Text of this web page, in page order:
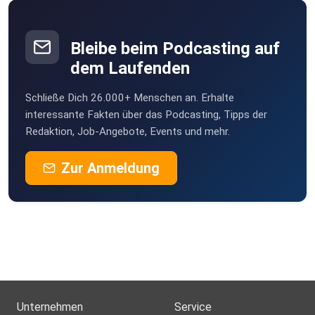
Ihr hört in diesem Hörsaal:
1:43 - Einleitung
6:15 - Mentale Gesundheit und mentale Stärke
Ettlingen
sporty1121
Warum
Lüneburg
OwiZahn
Bornheim
Bleibe beim Podcasting auf
dem Laufenden
Schließe Dich 26.000+ Menschen an. Erhalte
interessante Fakten über das Podcasting, Tipps der
Redaktion, Job-Angebote, Events und mehr.
Zur Anmeldung
Unternehmen Service